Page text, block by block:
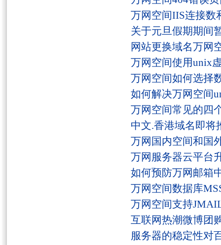
万网空间IIS连接数
关于元旦假期期间
网站更换域名万网
万网空间使用unix
万网空间如何选择
如何解决万网空间
万网空间常见的四
中文.香港域名即将
万网国内空间和国
万网服务器云平台
如何预防万网邮箱
万网空间数据库
万网空间支持
互联网热潮微博团
服务器的稳定性对